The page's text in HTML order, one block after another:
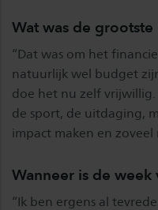
Wat was de
“Dat was om het
natuurlijk wel budget
doe het nu zelf
de sport, de uitdaging,
impact maken en
Wanneer is de
“Ik ben ergens al